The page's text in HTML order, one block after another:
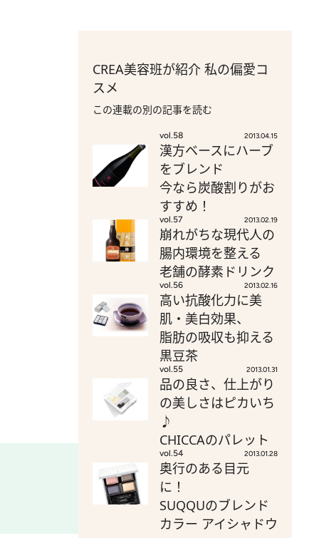
CREA美容班が紹介 私の偏愛コ
スメ
この連載の別の記事を読む
vol.58 2013.04.15
漢方ベースにハーブ
をブレンド
今なら炭酸割りがお
すすめ！
vol.57 2013.02.19
崩れがちな現代人の
腸内環境を整える
老舗の酵素ドリンク
vol.56 2013.02.16
高い抗酸化力に美
肌・美白効果、
脂肪の吸収も抑える
黒豆茶
vol.55 2013.01.31
品の良さ、仕上がり
の美しさはピカいち
♪
CHICCAのパレット
vol.54 2013.01.28
奥行のある目元
に！
SUQQUのブレンド
カラー アイシャドウ